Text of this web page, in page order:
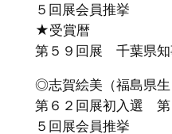
５回展会員推挙
★受賞暦
第５９回展 千葉県知
◎志賀絵美（福島県生
第６２回展初入選
５回展会員推挙